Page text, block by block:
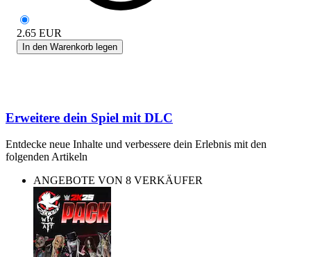
2.65 EUR
In den Warenkorb legen
Erweitere dein Spiel mit DLC
Entdecke neue Inhalte und verbessere dein Erlebnis mit den
folgenden Artikeln
ANGEBOTE VON 8 VERKÄUFER